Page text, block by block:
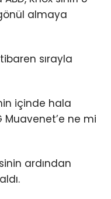
almaya
sırayla
içinde hala
ne mi
ardından